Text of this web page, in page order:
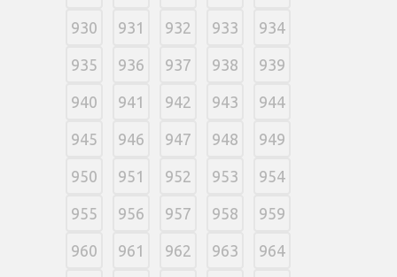
930 931 932 933 934
935 936 937 938 939
940 941 942 943 944
945 946 947 948 949
950 951 952 953 954
955 956 957 958 959
960 961 962 963 964